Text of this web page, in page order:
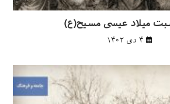
میلاد عیسی مسیح(ع)
۴ دی ۱۴۰۲